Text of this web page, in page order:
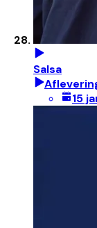
Salsa
15